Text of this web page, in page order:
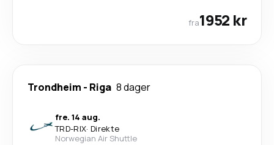
fra1952 kr
Trondheim - Riga 8 dager
fre. 14 aug.
TRD-RIX· Direkte
Norwegian Air Shuttle